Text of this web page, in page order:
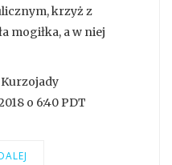
krzyż z
mogiłka, a w niej
o 6:40 PDT